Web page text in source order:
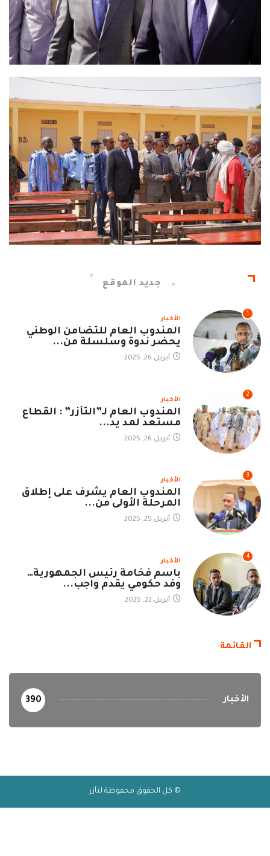
جديد الموقع
الأخبار
المندوب العام للتضامن الوطني
يحضر ندوة وسلسلة من...
أبريل 26, 2025
2
الأخبار
المندوب العام لـ”التآزر” : القطاع
مستعد لمد يد...
أبريل 26, 2025
3
الأخبار
المندوب العام يشرف على إطلاق
المرحلة الأولى من...
أبريل 25, 2025
4
الأخبار
باسم فخامة رئيس الجمهورية…
وفد حكومي يقدم واجب...
أبريل 22, 2025
القائمة
الأخبار 390
© كل الحقوق محفوظة لتآزر